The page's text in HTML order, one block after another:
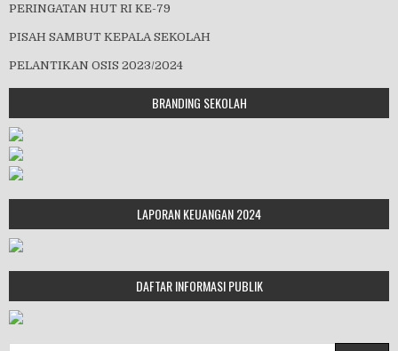
PERINGATAN HUT RI KE-79
PISAH SAMBUT KEPALA SEKOLAH
PELANTIKAN OSIS 2023/2024
BRANDING SEKOLAH
LAPORAN KEUANGAN 2024
DAFTAR INFORMASI PUBLIK